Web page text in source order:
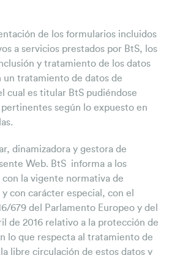
de los formularios incluidos
a servicios prestados por BtS, los
y tratamiento de los datos
un tratamiento de datos de
cual es titular BtS pudiéndose
según lo expuesto en
dinamizadora y gestora de
Web. BtS informa a los
la vigente normativa de
con carácter especial, con el
679 del Parlamento Europeo y del
de 2016 relativo a la protección de
lo que respecta al tratamiento de
libre circulación de estos datos y